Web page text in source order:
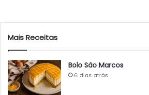
Mais Receitas
Bolo São Marcos
6 dias atrás